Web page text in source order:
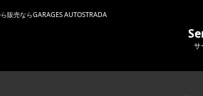
販売ならGARAGES AUTOSTRADA
サ